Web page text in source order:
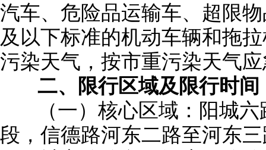
汽车、危险品运输车、超限
及以下标准的机动车辆和拖
污染天气，按市重污染天气
二、限行区域及限行时间
（一）核心区域：阳城六
段，信德路河东二路至河东